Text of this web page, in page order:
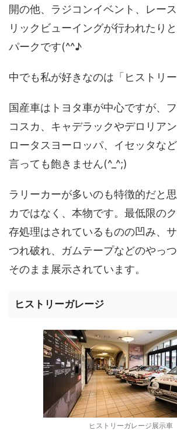
開の他、ラジコンイベント、レー
リックビューイングが行われたり
パークです(^^♪
中でも私が好きなのは「ヒストリー
国産車はトヨタ車が中心ですが、
コスカ、キャデラックやデロリアン
ロータスヨーロッパ、イセッタな
言っても飽きません(^_^;)
ラリーカーが多いのも特徴的だと
カではなく、本物です。最低限の
存処理はされているものの凹み、
つれ破れ、ガムテープなどのやっ
そのまま展示されています。
ヒストリーガレージ
ヒストリーガレージ展示車